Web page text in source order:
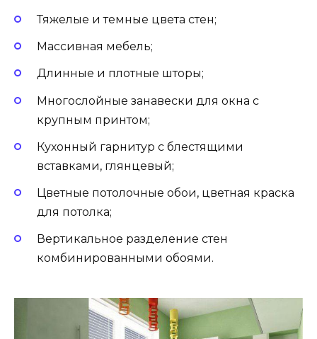
Тяжелые и темные цвета стен;
Массивная мебель;
Длинные и плотные шторы;
Многослойные занавески для окна с
крупным принтом;
Кухонный гарнитур с блестящими
вставками, глянцевый;
Цветные потолочные обои, цветная краска
для потолка;
Вертикальное разделение стен
комбинированными обоями.